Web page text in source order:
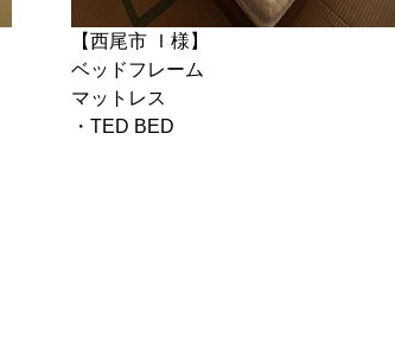
【西尾市 Ｉ様】
ベッドフレーム
マットレス
・TED BED